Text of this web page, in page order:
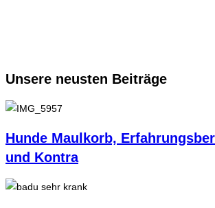
Unsere neusten Beiträge
Hunde Maulkorb,
und Kontra